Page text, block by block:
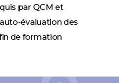
par QCM et
évaluation des
de formation